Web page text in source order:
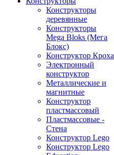
Конструкторы
деревянные
Конструкторы
Mega Bloks (Мега
Блокс)
Конструктор Кроха
Электронный
конструктор
Металлические и
магнитные
Конструктор
пластмассовый
Пластмассовые -
Стена
Конструктор Lego
Конструктор Lego